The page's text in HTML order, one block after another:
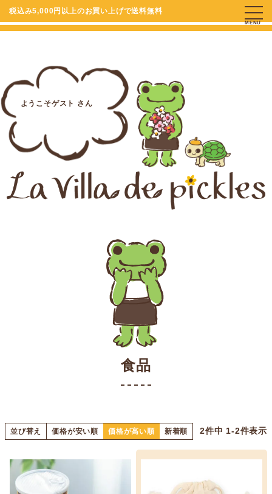
税込み5,000円以上のお買い上げで送料無料
ようこそゲスト さん
MENU
食品
並び替え 価格が安い順 価格が高い順 新着順 2件中 1-2件表示